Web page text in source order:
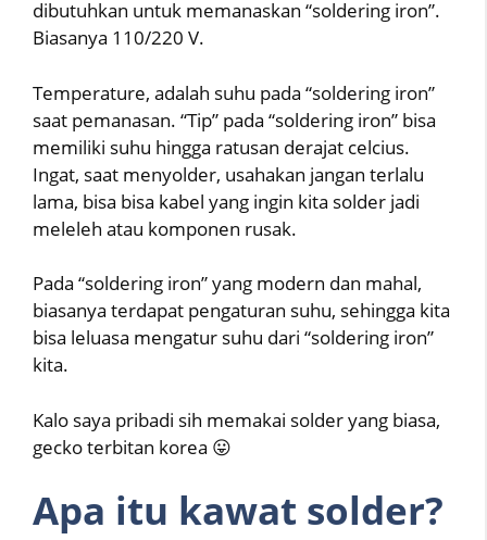
dibutuhkan untuk memanaskan “soldering iron”.
Biasanya 110/220 V.
Temperature, adalah suhu pada “soldering iron”
saat pemanasan. “Tip” pada “soldering iron” bisa
memiliki suhu hingga ratusan derajat celcius.
Ingat, saat menyolder, usahakan jangan terlalu
lama, bisa bisa kabel yang ingin kita solder jadi
meleleh atau komponen rusak.
Pada “soldering iron” yang modern dan mahal,
biasanya terdapat pengaturan suhu, sehingga kita
bisa leluasa mengatur suhu dari “soldering iron”
kita.
Kalo saya pribadi sih memakai solder yang biasa,
gecko terbitan korea 😛
Apa itu kawat solder?